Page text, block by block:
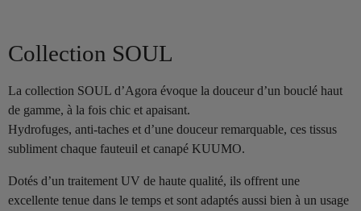
Collection SOUL
La collection SOUL d’Agora évoque la douceur d’un bouclé haut
de gamme, à la fois chic et apaisant.
Hydrofuges, anti-taches et d’une douceur remarquable, ces tissus
subliment chaque fauteuil et canapé KUUMO.
Dotés d’un traitement UV de haute qualité, ils offrent une
excellente tenue dans le temps et sont adaptés aussi bien à un usage